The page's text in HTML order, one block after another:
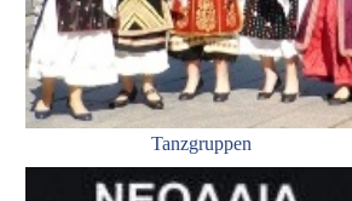
Tanzgruppen